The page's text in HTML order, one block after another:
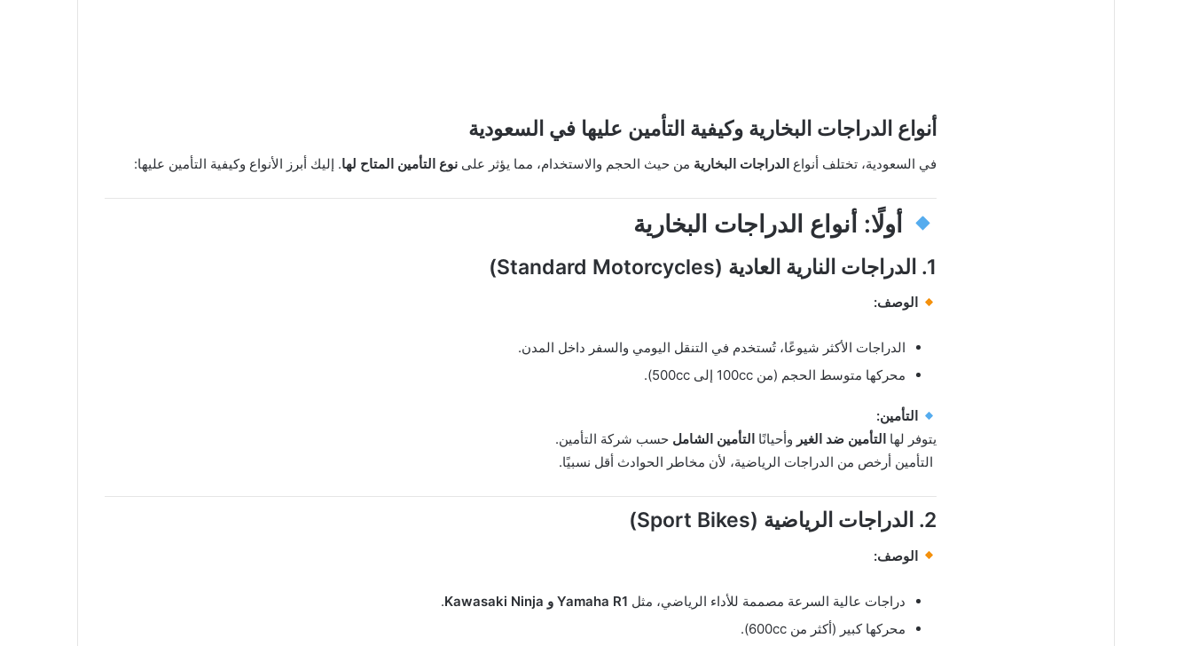
أنواع الدراجات البخارية وكيفية التأمين عليها في السعودية
في السعودية، تختلف أنواع الدراجات البخارية من حيث الحجم والاستخدام، مما يؤثر على نوع التأمين المتاح لها. إليك أبرز الأنواع وكيفية التأمين عليها:
أولًا: أنواع الدراجات البخارية
1. الدراجات النارية العادية (Standard Motorcycles)
الوصف:
الدراجات الأكثر شيوعًا، تُستخدم في التنقل اليومي والسفر داخل المدن.
محركها متوسط الحجم (من 100cc إلى 500cc).
التأمين:
يتوفر لها التأمين ضد الغير وأحيانًا التأمين الشامل حسب شركة التأمين.
التأمين أرخص من الدراجات الرياضية، لأن مخاطر الحوادث أقل نسبيًا.
2. الدراجات الرياضية (Sport Bikes)
الوصف:
دراجات عالية السرعة مصممة للأداء الرياضي، مثل Yamaha R1 و Kawasaki Ninja
.
محركها كبير (أكثر من 600cc).